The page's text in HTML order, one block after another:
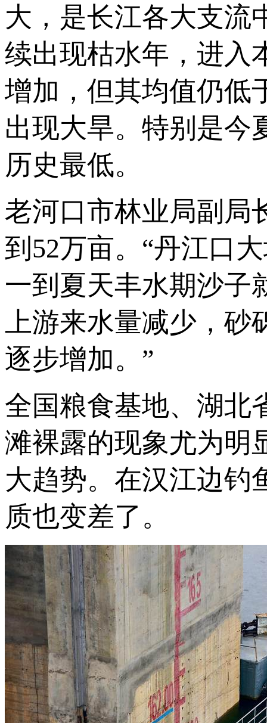
大，是长江各大支流
续出现枯水年，进入
增加，但其均值仍低
出现大旱。特别是今
历史最低。
老河口市林业局副局
到52万亩。“丹江口
一到夏天丰水期沙子
上游来水量减少，砂
逐步增加。”
全国粮食基地、湖北
滩裸露的现象尤为明
大趋势。在汉江边钓
质也变差了。